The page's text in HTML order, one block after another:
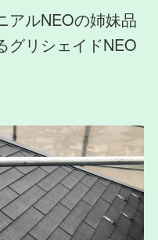
アルNEOの姉妹品
グリシェイドNEO